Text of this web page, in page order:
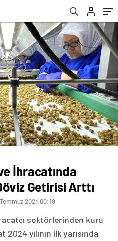
İhracatında
Getirisi Arttı
2024 00:19
sektörlerinden kuru
yılının ilk yarısında